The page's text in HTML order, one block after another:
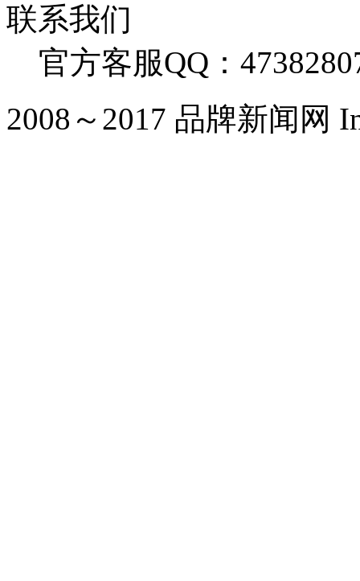
联系我们
官方客服QQ：
2008～2017 品牌新闻网